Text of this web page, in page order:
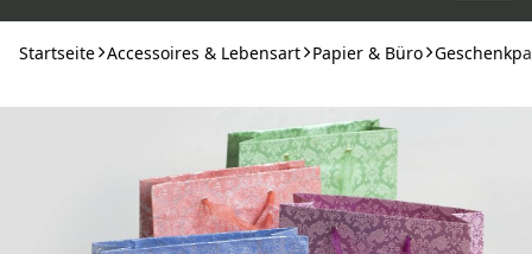
Startseite Accessoires & Lebensart Papier & Büro